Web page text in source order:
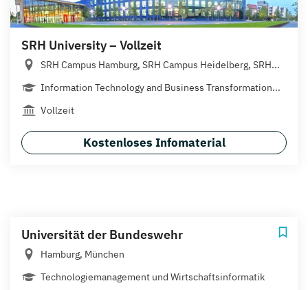
SRH University – Vollzeit
SRH Campus Hamburg, SRH Campus Heidelberg, SRH...
Information Technology and Business Transformation...
Vollzeit
Kostenloses Infomaterial
Universität der Bundeswehr
Hamburg, München
Technologiemanagement und Wirtschaftsinformatik